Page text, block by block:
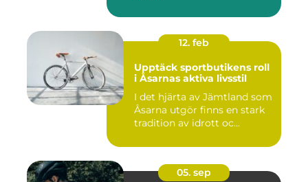
12. feb
Upptäck sportbutikens roll
i Åsarnas aktiva livsstil
I det hjärta av Jämtland som
Åsarna utgör finns en stark
tradition av idrott oc...
05. sep